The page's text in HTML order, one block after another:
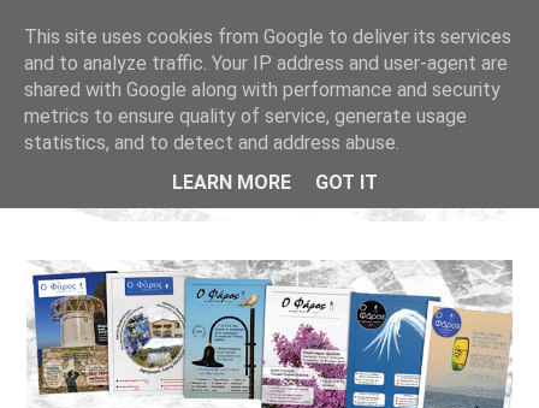
This site uses cookies from Google to deliver its services
and to analyze traffic. Your IP address and user-agent are
shared with Google along with performance and security
metrics to ensure quality of service, generate usage
statistics, and to detect and address abuse.
LEARN MORE
GOT IT